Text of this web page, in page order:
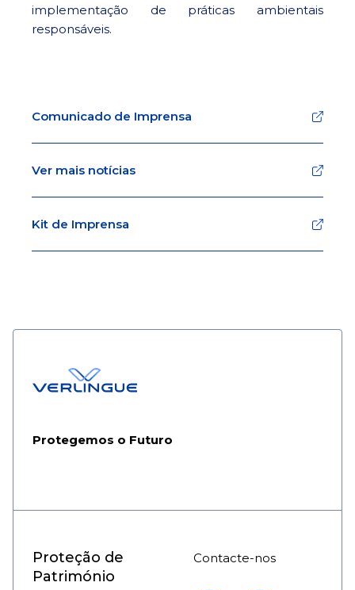
implementação de práticas ambientais
responsáveis.
Comunicado de Imprensa
Ver mais notícias
Kit de Imprensa
Protegemos o Futuro
Proteção de
Património
Contacte-nos